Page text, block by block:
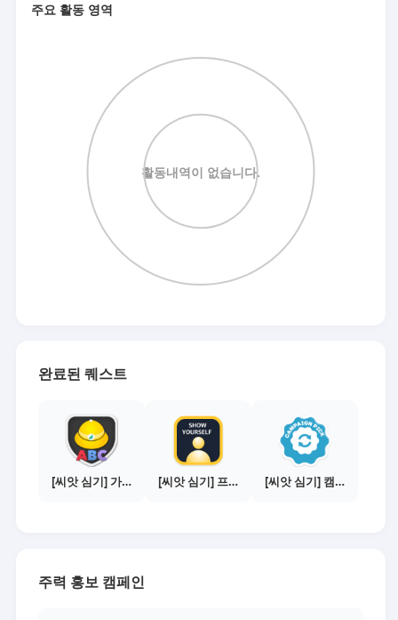
주요 활동 영역
완료된 퀘스트
[씨앗 심기] 가이드보기 - 매체별 활동 가이드 [씨앗 심기] 프로필 사진 등록하기 [씨앗 심기] 캠페인 선택하기 - PICK 1개
주력 홍보 캠페인